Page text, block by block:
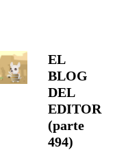
EL
BLOG
DEL
EDITOR
(parte
494)